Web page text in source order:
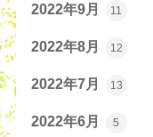
2022年9月 11
2022年8月 12
2022年7月 13
2022年6月 5